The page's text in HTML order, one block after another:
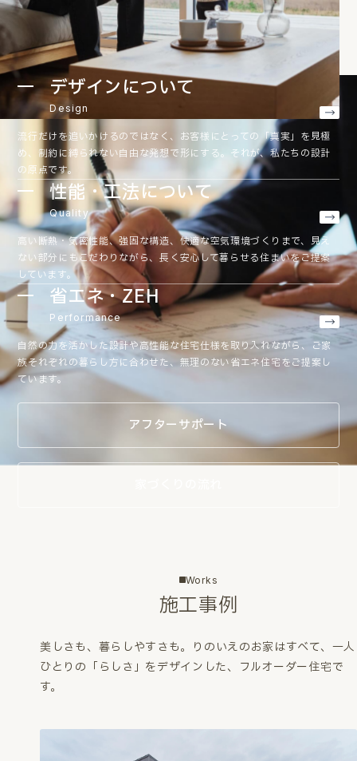
デザインについて
Design
流行だけを追いかけるのではなく、お客様にとっての「真実」を見極
め、制約に縛られない自由な発想で形にする。それが、私たちの設計
の原点です。
性能・工法について
Quality
高い断熱・気密性能、強固な構造、快適な空気環境づくりまで、見え
ない部分にもこだわりながら、長く安心して暮らせる住まいをご提案
しています。
省エネ・ZEH
Performance
自然の力を活かした設計や高性能な住宅仕様を取り入れながら、ご家
族それぞれの暮らし方に合わせた、無理のない省エネ住宅をご提案し
ています。
アフターサポート
Works
施工事例
美しさも、暮らしやすさも。
りのいえのお家はすべて、一人
ひとりの「らしさ」をデザインした、フルオーダー住宅で
す。